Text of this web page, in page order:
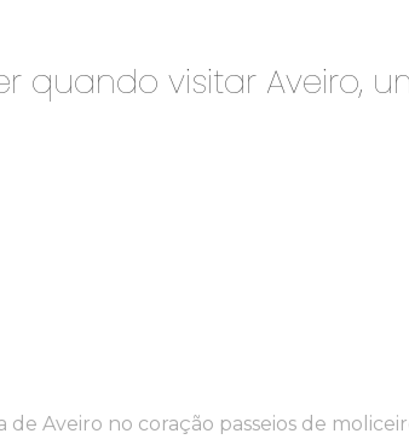
quando visitar Aveiro,